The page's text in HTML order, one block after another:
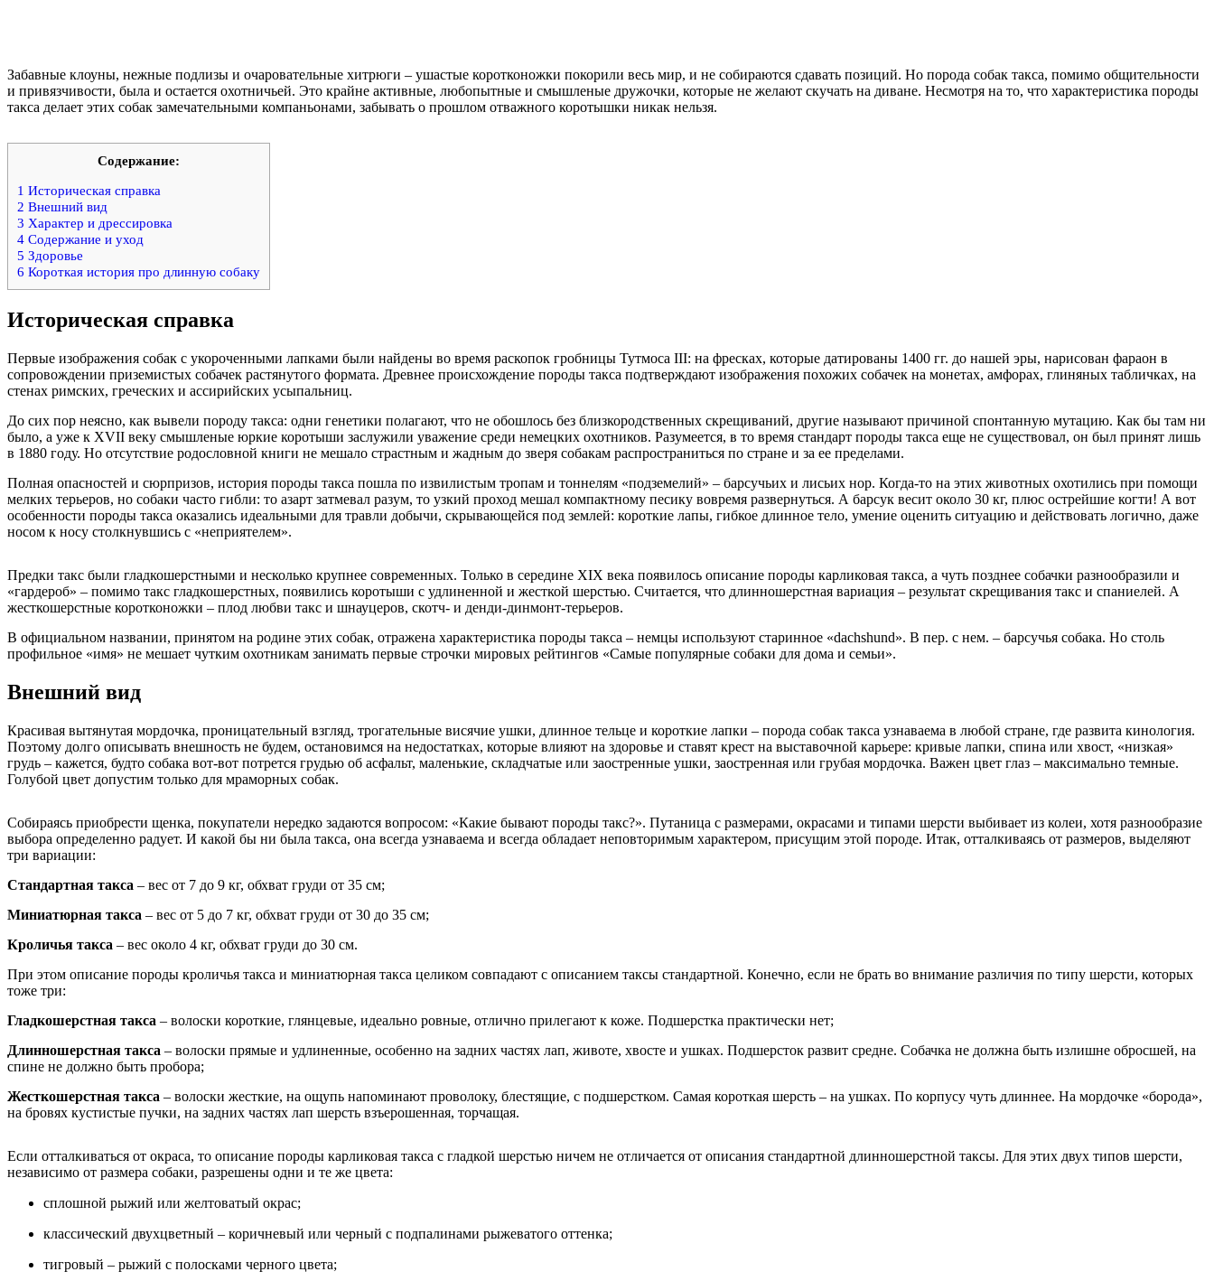
Забавные клоуны, нежные подлизы и очаровательные хитрюги – ушастые коротконожки покорили весь мир, и не собираются сдавать позиций. Но порода собак такса, помимо общительности
и привязчивости, была и остается охотничьей. Это крайне активные, любопытные и смышленые дружочки, которые не желают скучать на диване. Несмотря на то, что характеристика породы
такса делает этих собак замечательными компаньонами, забывать о прошлом отважного коротышки никак нельзя.
Содержание:
1 Историческая справка
2 Внешний вид
3 Характер и дрессировка
4 Содержание и уход
5 Здоровье
6 Короткая история про длинную собаку
Историческая справка
Первые изображения собак с укороченными лапками были найдены во время раскопок гробницы Тутмоса III: на фресках, которые датированы 1400 гг. до нашей эры, нарисован фараон в
сопровождении приземистых собачек растянутого формата. Древнее происхождение породы такса подтверждают изображения похожих собачек на монетах, амфорах, глиняных табличках, на
стенах римских, греческих и ассирийских усыпальниц.
До сих пор неясно, как вывели породу такса: одни генетики полагают, что не обошлось без близкородственных скрещиваний, другие называют причиной спонтанную мутацию. Как бы там ни
было, а уже к XVII веку смышленые юркие коротыши заслужили уважение среди немецких охотников. Разумеется, в то время стандарт породы такса еще не существовал, он был принят лишь
в 1880 году. Но отсутствие родословной книги не мешало страстным и жадным до зверя собакам распространиться по стране и за ее пределами.
Полная опасностей и сюрпризов, история породы такса пошла по извилистым тропам и тоннелям «подземелий» – барсучьих и лисьих нор. Когда-то на этих животных охотились при помощи
мелких терьеров, но собаки часто гибли: то азарт затмевал разум, то узкий проход мешал компактному песику вовремя развернуться. А барсук весит около 30 кг, плюс острейшие когти! А вот
особенности породы такса оказались идеальными для травли добычи, скрывающейся под землей: короткие лапы, гибкое длинное тело, умение оценить ситуацию и действовать логично, даже
носом к носу столкнувшись с «неприятелем».
Предки такс были гладкошерстными и несколько крупнее современных. Только в середине XIX века появилось описание породы карликовая такса, а чуть позднее собачки разнообразили и
«гардероб» – помимо такс гладкошерстных, появились коротыши с удлиненной и жесткой шерстью. Считается, что длинношерстная вариация – результат скрещивания такс и спаниелей. А
жесткошерстные коротконожки – плод любви такс и шнауцеров, скотч- и денди-динмонт-терьеров.
В официальном названии, принятом на родине этих собак, отражена характеристика породы такса – немцы используют старинное «dachshund». В пер. с нем. – барсучья собака. Но столь
профильное «имя» не мешает чутким охотникам занимать первые строчки мировых рейтингов «Самые популярные собаки для дома и семьи».
Внешний вид
Красивая вытянутая мордочка, проницательный взгляд, трогательные висячие ушки, длинное тельце и короткие лапки – порода собак такса узнаваема в любой стране, где развита кинология.
Поэтому долго описывать внешность не будем, остановимся на недостатках, которые влияют на здоровье и ставят крест на выставочной карьере: кривые лапки, спина или хвост, «низкая»
грудь – кажется, будто собака вот-вот потрется грудью об асфальт, маленькие, складчатые или заостренные ушки, заостренная или грубая мордочка. Важен цвет глаз – максимально темные.
Голубой цвет допустим только для мраморных собак.
Собираясь приобрести щенка, покупатели нередко задаются вопросом: «Какие бывают породы такс?». Путаница с размерами, окрасами и типами шерсти выбивает из колеи, хотя разнообразие
выбора определенно радует. И какой бы ни была такса, она всегда узнаваема и всегда обладает неповторимым характером, присущим этой породе. Итак, отталкиваясь от размеров, выделяют
три вариации:
Стандартная такса – вес от 7 до 9 кг, обхват груди от 35 см;
Миниатюрная такса – вес от 5 до 7 кг, обхват груди от 30 до 35 см;
Кроличья такса – вес около 4 кг, обхват груди до 30 см.
При этом описание породы кроличья такса и миниатюрная такса целиком совпадают с описанием таксы стандартной. Конечно, если не брать во внимание различия по типу шерсти, которых
тоже три:
Гладкошерстная такса – волоски короткие, глянцевые, идеально ровные, отлично прилегают к коже. Подшерстка практически нет;
Длинношерстная такса – волоски прямые и удлиненные, особенно на задних частях лап, животе, хвосте и ушках. Подшерсток развит средне. Собачка не должна быть излишне обросшей, на
спине не должно быть пробора;
Жесткошерстная такса – волоски жесткие, на ощупь напоминают проволоку, блестящие, с подшерстком. Самая короткая шерсть – на ушках. По корпусу чуть длиннее. На мордочке «борода»,
на бровях кустистые пучки, на задних частях лап шерсть взъерошенная, торчащая.
Если отталкиваться от окраса, то описание породы карликовая такса с гладкой шерстью ничем не отличается от описания стандартной длинношерстной таксы. Для этих двух типов шерсти,
независимо от размера собаки, разрешены одни и те же цвета:
сплошной рыжий или желтоватый окрас;
классический двухцветный – коричневый или черный с подпалинами рыжеватого оттенка;
тигровый – рыжий с полосками черного цвета;